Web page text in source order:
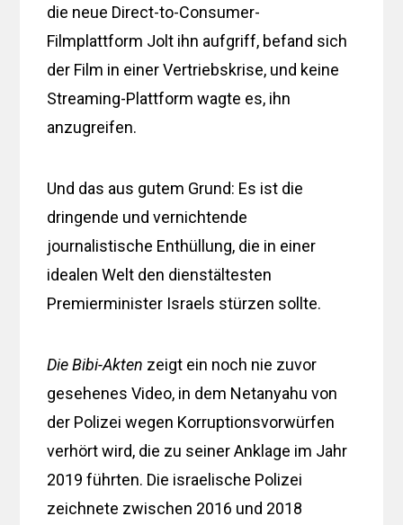
die neue Direct-to-Consumer-
Filmplattform Jolt ihn aufgriff, befand sich
der Film in einer Vertriebskrise, und keine
Streaming-Plattform wagte es, ihn
anzugreifen.
Und das aus gutem Grund: Es ist die
dringende und vernichtende
journalistische Enthüllung, die in einer
idealen Welt den dienstältesten
Premierminister Israels stürzen sollte.
Die Bibi-Akten zeigt ein noch nie zuvor
gesehenes Video, in dem Netanyahu von
der Polizei wegen Korruptionsvorwürfen
verhört wird, die zu seiner Anklage im Jahr
2019 führten. Die israelische Polizei
zeichnete zwischen 2016 und 2018